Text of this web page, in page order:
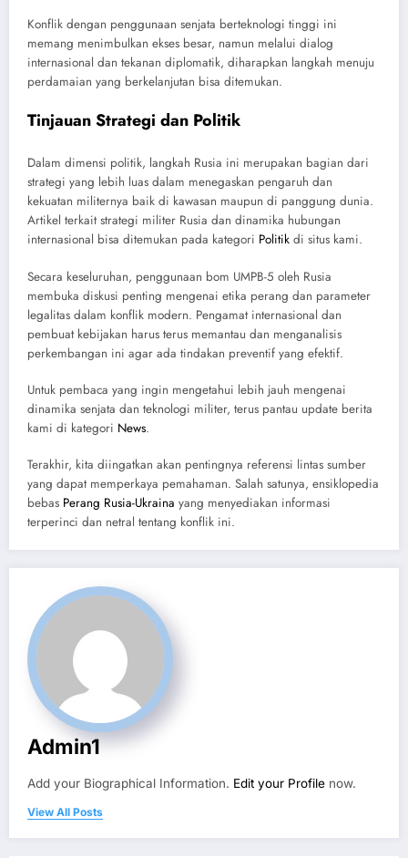
Konflik dengan penggunaan senjata berteknologi tinggi ini
memang menimbulkan ekses besar, namun melalui dialog
internasional dan tekanan diplomatik, diharapkan langkah menuju
perdamaian yang berkelanjutan bisa ditemukan.
Tinjauan Strategi dan Politik
Dalam dimensi politik, langkah Rusia ini merupakan bagian dari
strategi yang lebih luas dalam menegaskan pengaruh dan
kekuatan militernya baik di kawasan maupun di panggung dunia.
Artikel terkait strategi militer Rusia dan dinamika hubungan
internasional bisa ditemukan pada kategori Politik di situs kami.
Secara keseluruhan, penggunaan bom UMPB-5 oleh Rusia
membuka diskusi penting mengenai etika perang dan parameter
legalitas dalam konflik modern. Pengamat internasional dan
pembuat kebijakan harus terus memantau dan menganalisis
perkembangan ini agar ada tindakan preventif yang efektif.
Untuk pembaca yang ingin mengetahui lebih jauh mengenai
dinamika senjata dan teknologi militer, terus pantau update berita
kami di kategori News.
Terakhir, kita diingatkan akan pentingnya referensi lintas sumber
yang dapat memperkaya pemahaman. Salah satunya, ensiklopedia
bebas Perang Rusia-Ukraina yang menyediakan informasi
terperinci dan netral tentang konflik ini.
Admin1
Add your Biographical Information. Edit your Profile now.
View All Posts